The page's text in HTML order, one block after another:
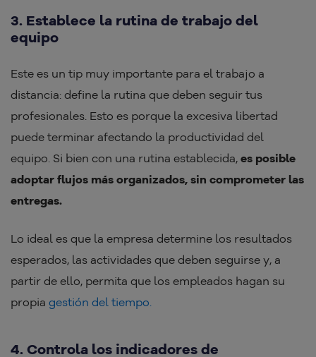
3. Establece la rutina de trabajo del
equipo
Este es un tip muy importante para el trabajo a
distancia: define la rutina que deben seguir tus
profesionales. Esto es porque la excesiva libertad
puede terminar afectando la productividad del
equipo. Si bien con una rutina establecida, es posible
adoptar flujos más organizados, sin comprometer las
entregas.
Lo ideal es que la empresa determine los resultados
esperados, las actividades que deben seguirse y, a
partir de ello, permita que los empleados hagan su
propia gestión del tiempo.
4. Controla los indicadores de